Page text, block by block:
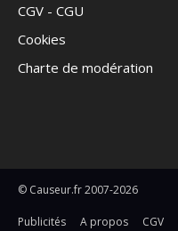
CGV - CGU
Cookies
Charte de modération
© Causeur.fr 2007-2026
Publicités A propos CGV